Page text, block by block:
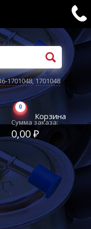
1701048,1701048
0
Корзина
Сумма заказа:
0,00 ₽